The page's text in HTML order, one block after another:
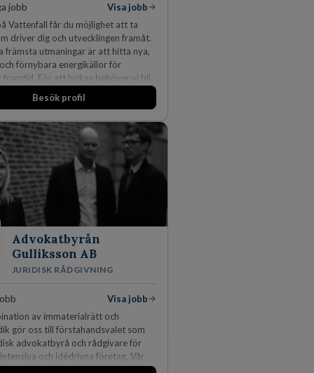
jobb
Visa jobb
Vattenfall får du möjlighet att ta
driver dig och utvecklingen framåt.
främsta utmaningar är att hitta nya,
förnybara energikällor för
framtid. För att lyckas behöver vi bli
som vill göra skillnad.
Besök profil
Advokatbyrån
Gulliksson AB
JURIDISK RÅDGIVNING
Visa jobb
av immaterialrätt och
gör oss till förstahandsvalet som
advokatbyrå och rådgivare för
och idédrivna företag. Vår
IP-tillgångar har gett oss en